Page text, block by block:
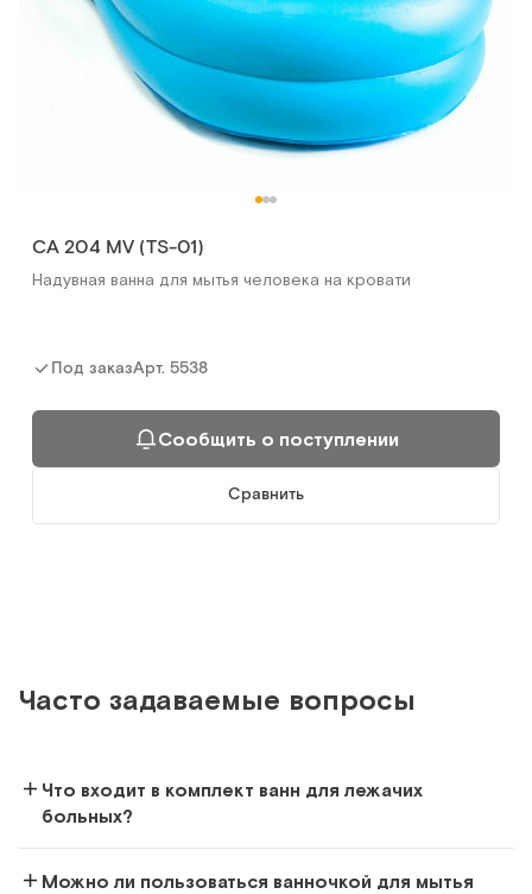
Пластыри противопролежневые гидроколлоидные
Сообщить о поступлении
Каркасная складная ванна
Под заказАрт.20290
CA 204 MV (TS-01)
Надувная ванна для мытья человека на кровати
Под заказАрт. 5538
Сообщить о поступлении
Сравнить
Часто задаваемые вопросы
Что входит в комплект ванн для лежачих
больных?
Можно ли пользоваться ванночкой для мытья